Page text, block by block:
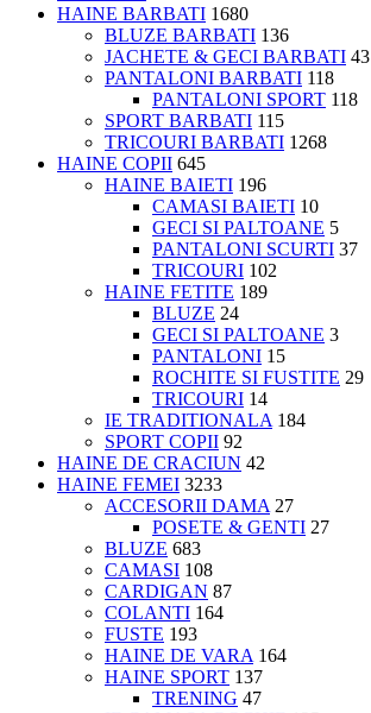
HAINE BARBATI 1680
BLUZE BARBATI 136
JACHETE & GECI BARBATI 43
PANTALONI BARBATI 118
PANTALONI SPORT 118
SPORT BARBATI 115
TRICOURI BARBATI 1268
HAINE COPII 645
HAINE BAIETI 196
CAMASI BAIETI 10
GECI SI PALTOANE 5
PANTALONI SCURTI 37
TRICOURI 102
HAINE FETITE 189
BLUZE 24
GECI SI PALTOANE 3
PANTALONI 15
ROCHITE SI FUSTITE 29
TRICOURI 14
IE TRADITIONALA 184
SPORT COPII 92
HAINE DE CRACIUN 42
HAINE FEMEI 3233
ACCESORII DAMA 27
POSETE & GENTI 27
BLUZE 683
CAMASI 108
CARDIGAN 87
COLANTI 164
FUSTE 193
HAINE DE VARA 164
HAINE SPORT 137
TRENING 47